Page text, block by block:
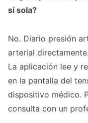
sí sola?
No. Diario presión
arterial
La aplicación lee y
en la pantalla del
dispositivo médico.
consulta con un